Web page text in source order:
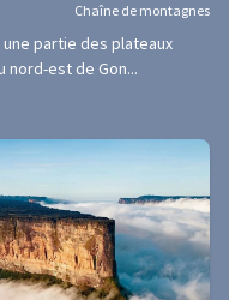
Chaîne de montagnes
partie des plateaux
nord-est de Gon...